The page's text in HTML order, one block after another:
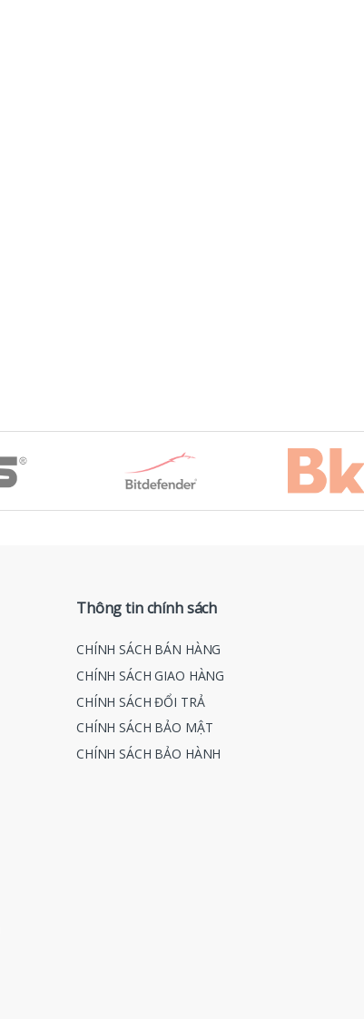
Thông tin chính sách
CHÍNH SÁCH BÁN HÀNG
CHÍNH SÁCH GIAO HÀNG
CHÍNH SÁCH ĐỔI TRẢ
CHÍNH SÁCH BẢO MẬT
CHÍNH SÁCH BẢO HÀNH